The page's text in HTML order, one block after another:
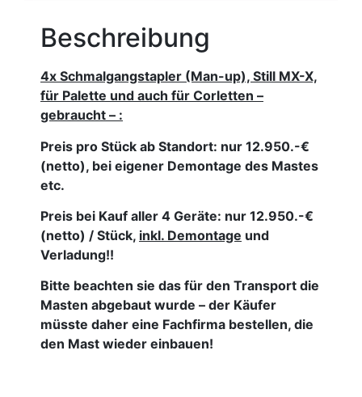
Beschreibung
4x Schmalgangstapler (Man-up), Still MX-X,
für Palette und auch für Corletten –
gebraucht – :
Preis pro Stück ab Standort: nur 12.950.-€
(netto), bei eigener Demontage des Mastes
etc.
Preis bei Kauf aller 4 Geräte: nur 12.950.-€
(netto) / Stück, inkl. Demontage und
Verladung!!
Bitte beachten sie das für den Transport die
Masten abgebaut wurde – der Käufer
müsste daher eine Fachfirma bestellen, die
den Mast wieder einbauen!